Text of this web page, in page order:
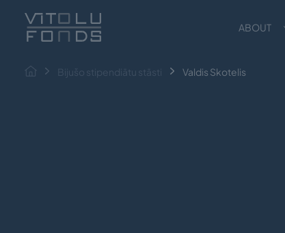
ABOUT
Bijušo stipendiātu stāsti Valdis Skotelis